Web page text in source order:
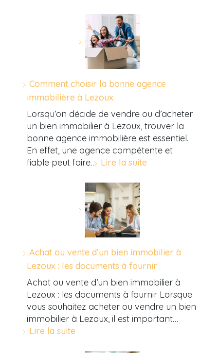
Comment choisir la bonne agence
immobilière à Lezoux.
Lorsqu’on décide de vendre ou d’acheter
un bien immobilier à Lezoux, trouver la
bonne agence immobilière est essentiel.
En effet, une agence compétente et
fiable peut faire… Lire la suite
Achat ou vente d’un bien immobilier à
Lezoux : les documents à fournir
Achat ou vente d’un bien immobilier à
Lezoux : les documents à fournir Lorsque
vous souhaitez acheter ou vendre un bien
immobilier à Lezoux, il est important…
Lire la suite